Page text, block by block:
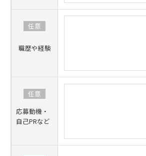
任意
職歴や経験
任意
応募動機・
自己PRなど